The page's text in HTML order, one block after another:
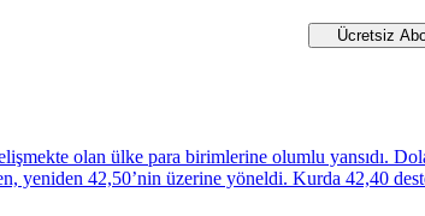
olan ülke para birimlerine olumlu yansıdı.
yeniden 42,50’nin üzerine yöneldi. Kurda 42,40